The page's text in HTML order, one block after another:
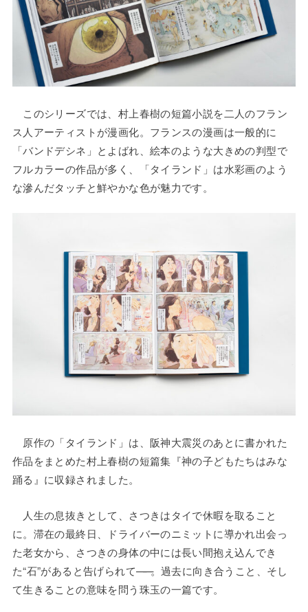
このシリーズでは、村上春樹の短篇小説を二人のフラン
ス人アーティストが漫画化。フランスの漫画は一般的に
「バンドデシネ」とよばれ、絵本のような大きめの判型で
フルカラーの作品が多く、「タイランド」は水彩画のよう
な滲んだタッチと鮮やかな色が魅力です。
原作の「タイランド」は、阪神大震災のあとに書かれた
作品をまとめた村上春樹の短篇集『神の子どもたちはみな
踊る』に収録されました。
人生の息抜きとして、さつきはタイで休暇を取ること
に。滞在の最終日、ドライバーのニミットに導かれ出会っ
た老女から、さつきの身体の中には長い間抱え込んでき
た“石”があると告げられて——。過去に向き合うこと、そし
て生きることの意味を問う珠玉の一篇です。